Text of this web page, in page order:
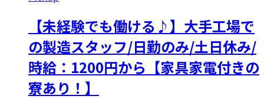
【未経験でも働ける♪】大手工場で
の製造スタッフ/日勤のみ/土日休み/
時給：1200円から【家具家電付きの
寮あり！】